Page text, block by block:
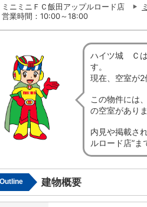
ミニミニＦＣ飯田アップルロード店
営業時間：10:00～18:00
ハイツ城 Ｃは
す。
現在、空室が2
この物件には
の空室があり
内見や掲載さ
ルロード店”ま
Outline 建物概要